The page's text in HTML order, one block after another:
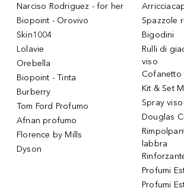
Narciso Rodriguez - for her
Biopoint - Orovivo
Skin1004
Lolavie
Orebella
Biopoint - Tinta
Burberry
Tom Ford Profumo
Afnan profumo
Florence by Mills
Dyson
Spazzole
Bigodini
Rulli di
viso
Cofanetto
Kit & Set
Spray viso
Douglas
labbra
Profumi
Profumi